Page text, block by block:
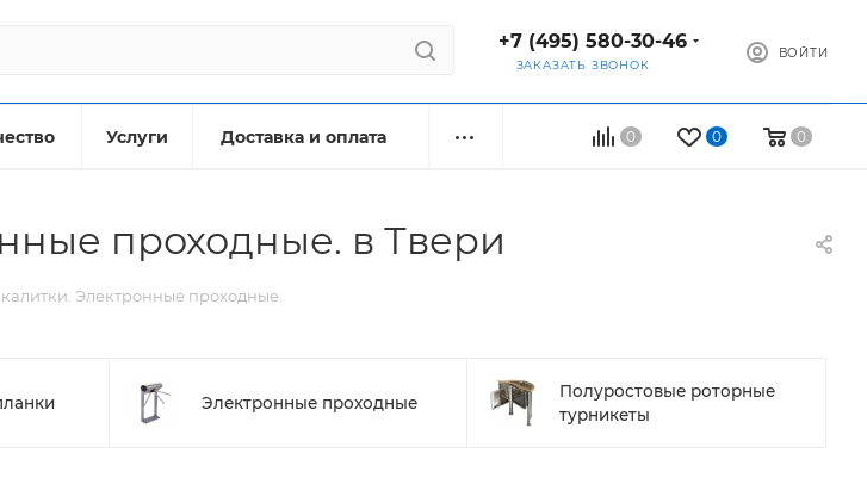
+7 (495) 580-30-46
ЗАКАЗАТЬ ЗВОНОК
ВОЙТИ
0 0 0
Услуги Доставка и оплата
проходные. в Твери
Электронные проходные.
Электронные проходные
Полуростовые роторные
турникеты